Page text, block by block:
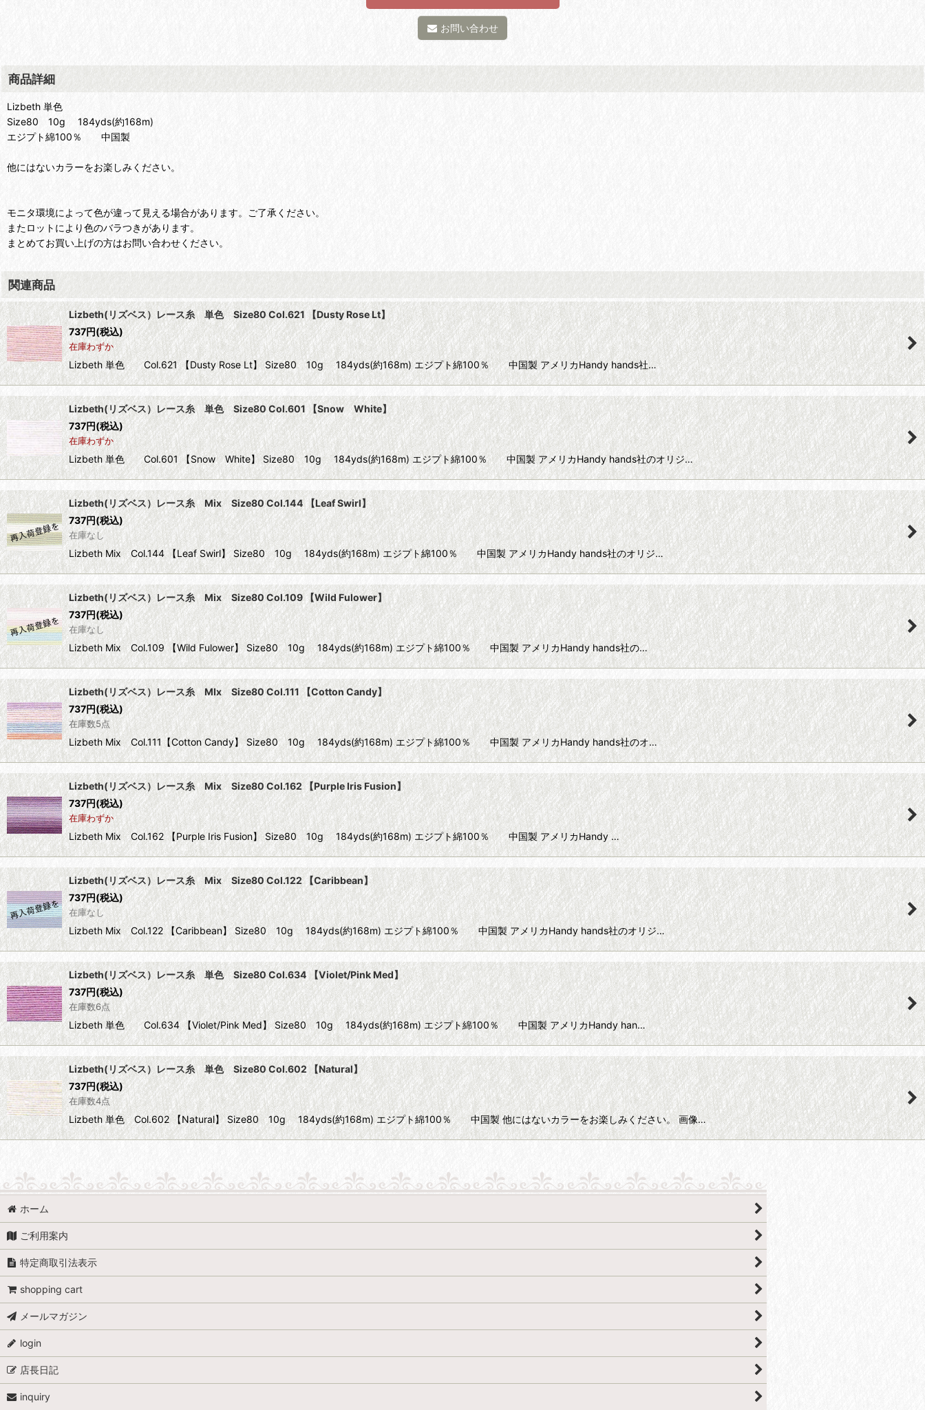
お問い合わせ
商品詳細
Lizbeth 単色
Size80 10g 184yds(約168m)
エジプト綿100％ 中国製
他にはないカラーをお楽しみください。
モニタ環境によって色が違って見える場合があります。ご了承ください。
またロットにより色のバラつきがあります。
まとめてお買い上げの方はお問い合わせください。
関連商品
Lizbeth(リズベス）レース糸 単色 Size80 Col.621 【Dusty Rose Lt】
737円(税込)
在庫わずか
Lizbeth 単色 Col.621 【Dusty Rose Lt】 Size80 10g 184yds(約168m) エジプト綿100％ 中国製 アメリカHandy hands社…
Lizbeth(リズベス）レース糸 単色 Size80 Col.601 【Snow White】
737円(税込)
在庫わずか
Lizbeth 単色 Col.601 【Snow White】 Size80 10g 184yds(約168m) エジプト綿100％ 中国製 アメリカHandy hands社のオリジ…
Lizbeth(リズベス）レース糸 Mix Size80 Col.144 【Leaf Swirl】
737円(税込)
在庫なし
Lizbeth Mix Col.144 【Leaf Swirl】 Size80 10g 184yds(約168m) エジプト綿100％ 中国製 アメリカHandy hands社のオリジ…
Lizbeth(リズベス）レース糸 Mix Size80 Col.109 【Wild Fulower】
737円(税込)
在庫なし
Lizbeth Mix Col.109 【Wild Fulower】 Size80 10g 184yds(約168m) エジプト綿100％ 中国製 アメリカHandy hands社の…
Lizbeth(リズベス）レース糸 MIx Size80 Col.111 【Cotton Candy】
737円(税込)
在庫数5点
Lizbeth Mix Col.111【Cotton Candy】 Size80 10g 184yds(約168m) エジプト綿100％ 中国製 アメリカHandy hands社のオ…
Lizbeth(リズベス）レース糸 Mix Size80 Col.162 【Purple Iris Fusion】
737円(税込)
在庫わずか
Lizbeth Mix Col.162 【Purple Iris Fusion】 Size80 10g 184yds(約168m) エジプト綿100％ 中国製 アメリカHandy …
Lizbeth(リズベス）レース糸 Mix Size80 Col.122 【Caribbean】
737円(税込)
在庫なし
Lizbeth Mix Col.122 【Caribbean】 Size80 10g 184yds(約168m) エジプト綿100％ 中国製 アメリカHandy hands社のオリジ…
Lizbeth(リズベス）レース糸 単色 Size80 Col.634 【Violet/Pink Med】
737円(税込)
在庫数6点
Lizbeth 単色 Col.634 【Violet/Pink Med】 Size80 10g 184yds(約168m) エジプト綿100％ 中国製 アメリカHandy han…
Lizbeth(リズベス）レース糸 単色 Size80 Col.602 【Natural】
737円(税込)
在庫数4点
Lizbeth 単色 Col.602 【Natural】 Size80 10g 184yds(約168m) エジプト綿100％ 中国製 他にはないカラーをお楽しみください。 画像…
ホーム
ご利用案内
特定商取引法表示
shopping cart
メールマガジン
login
店長日記
inquiry